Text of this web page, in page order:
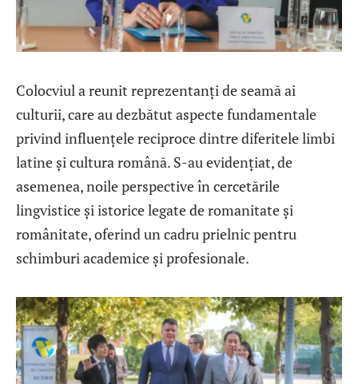
Colocviul a reunit reprezentanți de seamă ai
culturii, care au dezbătut aspecte fundamentale
privind influențele reciproce dintre diferitele limbi
latine și cultura română. S-au evidențiat, de
asemenea, noile perspective în cercetările
lingvistice și istorice legate de romanitate și
românitate, oferind un cadru prielnic pentru
schimburi academice și profesionale.